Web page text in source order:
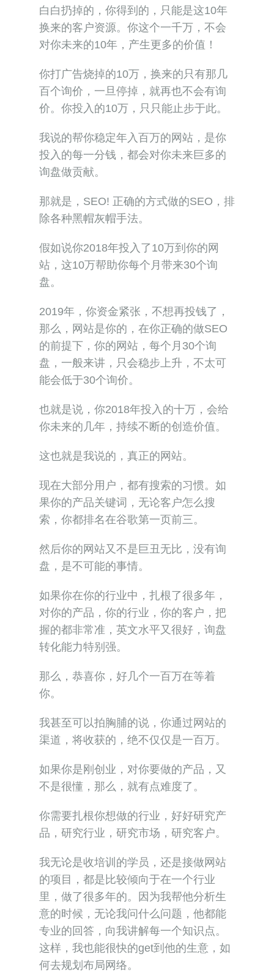
白白扔掉的，你得到的，只能是这10年
换来的客户资源。你这个一千万，不会
对你未来的10年，产生更多的价值！
你打广告烧掉的10万，换来的只有那几
百个询价，一旦停掉，就再也不会有询
价。你投入的10万，只只能止步于此。
我说的帮你稳定年入百万的网站，是你
投入的每一分钱，都会对你未来巨多的
询盘做贡献。
那就是，SEO! 正确的方式做的SEO，排
除各种黑帽灰帽手法。
假如说你2018年投入了10万到你的网
站，这10万帮助你每个月带来30个询
盘。
2019年，你资金紧张，不想再投钱了，
那么，网站是你的，在你正确的做SEO
的前提下，你的网站，每个月30个询
盘，一般来讲，只会稳步上升，不太可
能会低于30个询价。
也就是说，你2018年投入的十万，会给
你未来的几年，持续不断的创造价值。
这也就是我说的，真正的网站。
现在大部分用户，都有搜索的习惯。如
果你的产品关键词，无论客户怎么搜
索，你都排名在谷歌第一页前三。
然后你的网站又不是巨丑无比，没有询
盘，是不可能的事情。
如果你在你的行业中，扎根了很多年，
对你的产品，你的行业，你的客户，把
握的都非常准，英文水平又很好，询盘
转化能力特别强。
那么，恭喜你，好几个一百万在等着
你。
我甚至可以拍胸脯的说，你通过网站的
渠道，将收获的，绝不仅仅是一百万。
如果你是刚创业，对你要做的产品，又
不是很懂，那么，就有点难度了。
你需要扎根你想做的行业，好好研究产
品，研究行业，研究市场，研究客户。
我无论是收培训的学员，还是接做网站
的项目，都是比较倾向于在一个行业
里，做了很多年的。因为我帮他分析生
意的时候，无论我问什么问题，他都能
专业的回答，向我讲解每一个知识点。
这样，我也能很快的get到他的生意，如
何去规划布局网络。